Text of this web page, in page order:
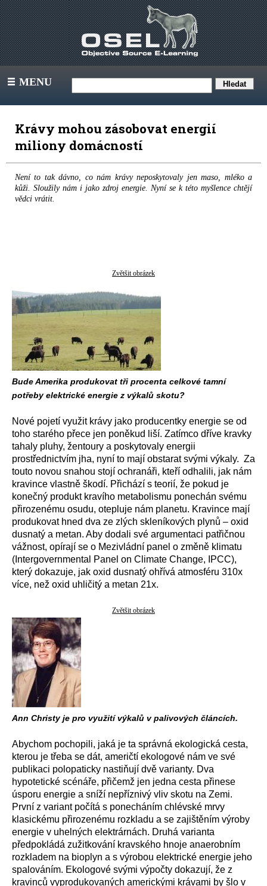
III MENU
Krávy mohou zásobovat energií
miliony domácností
Není to tak dávno, co nám krávy neposkytovaly jen maso, mléko a
kůži. Sloužily nám i jako zdroj energie. Nyní se k této myšlence chtějí
vědci vrátit.
Zvětšit obrázek
Bude Amerika produkovat tři procenta celkové tamní
potřeby elektrické energie z výkalů skotu?
Nové pojetí využit krávy jako producentky energie se od
toho starého přece jen poněkud liší. Zatímco dříve kravky
tahaly pluhy, žentoury a poskytovaly energii
prostřednictvím jha, nyní to mají obstarat svými výkaly. Za
touto novou snahou stojí ochranáři, kteří odhalili, jak nám
kravince vlastně škodí. Přichází s teorií, že pokud je
konečný produkt kravího metabolismu ponechán svému
přirozenému osudu, otepluje nám planetu. Kravince mají
produkovat hned dva ze zlých skleníkových plynů – oxid
dusnatý a metan. Aby dodali své argumentaci patřičnou
vážnost, opírají se o Mezivládní panel o změně klimatu
(Intergovernmental Panel on Climate Change, IPCC),
který dokazuje, jak oxid dusnatý ohřívá atmosféru 310x
více, než oxid uhličitý a metan 21x.
Zvětšit obrázek
Ann Christy je pro využití výkalů v palivových článcích.
Abychom pochopili, jaká je ta správná ekologická cesta,
kterou je třeba se dát, američtí ekologové nám ve své
publikaci polopaticky nastiňují dvě varianty. Dva
hypotetické scénáře, přičemž jen jedna cesta přinese
úsporu energie a sníží nepříznivý vliv skotu na Zemi.
První z variant počítá s ponecháním chlévské mrvy
klasickému přirozenému rozkladu a se zajištěním výroby
energie v uhelných elektrárnách. Druhá varianta
předpokládá zužitkování kravského hnoje anaerobním
rozkladem na bioplyn a s výrobou elektrické energie jeho
spalováním. Ekologové svými výpočty dokazují, že z
kravinců vyprodukovaných americkými krávami by šlo v